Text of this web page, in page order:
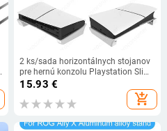
2 ks/sada horizontálnych stojanov
pre hernú konzolu Playstation Slim
5 Digital a Disc Edition, držiak na
15.93 €
add_shopping_cart